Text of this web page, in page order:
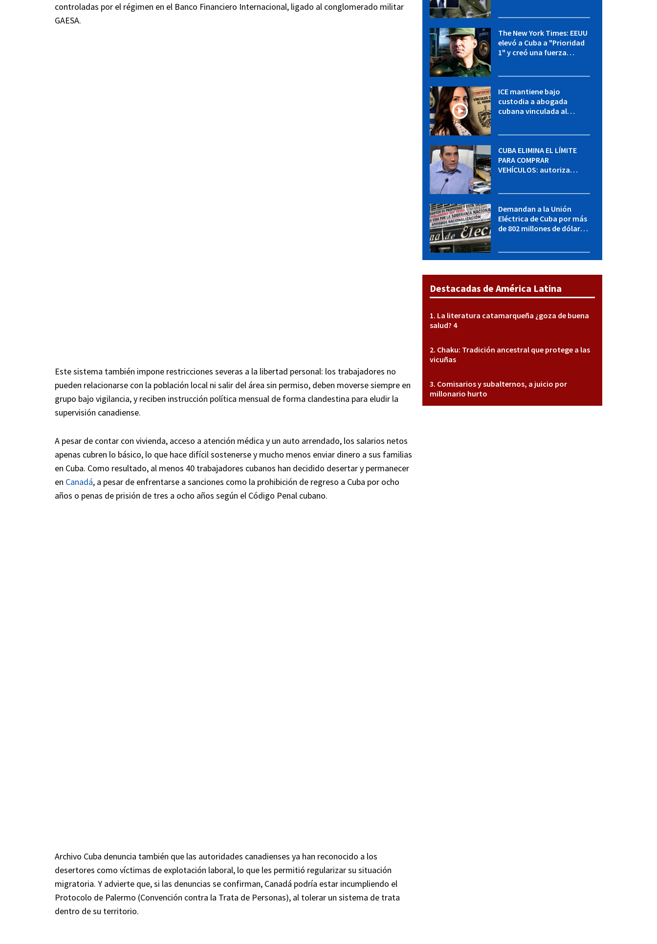
controladas por el régimen en el Banco Financiero Internacional, ligado al conglomerado militar
GAESA.
Este sistema también impone restricciones severas a la libertad personal: los trabajadores no
pueden relacionarse con la población local ni salir del área sin permiso, deben moverse siempre en
grupo bajo vigilancia, y reciben instrucción política mensual de forma clandestina para eludir la
supervisión canadiense.
A pesar de contar con vivienda, acceso a atención médica y un auto arrendado, los salarios netos
apenas cubren lo básico, lo que hace difícil sostenerse y mucho menos enviar dinero a sus familias
en Cuba. Como resultado, al menos 40 trabajadores cubanos han decidido desertar y permanecer
en Canadá, a pesar de enfrentarse a sanciones como la prohibición de regreso a Cuba por ocho
años o penas de prisión de tres a ocho años según el Código Penal cubano.
Archivo Cuba denuncia también que las autoridades canadienses ya han reconocido a los
desertores como víctimas de explotación laboral, lo que les permitió regularizar su situación
migratoria. Y advierte que, si las denuncias se confirman, Canadá podría estar incumpliendo el
Protocolo de Palermo (Convención contra la Trata de Personas), al tolerar un sistema de trata
dentro de su territorio.
The New York Times: EEUU
elevó a Cuba a "Prioridad
1" y creó una fuerza
ICE mantiene bajo
custodia a abogada
cubana vinculada al
CUBA ELIMINA EL LÍMITE
PARA COMPRAR
VEHÍCULOS: autoriza
Demandan a la Unión
Eléctrica de Cuba por más
de 802 millones de dólares
Destacadas de América Latina
La literatura catamarqueña ¿goza de buena
salud? 4
Chaku: Tradición ancestral que protege a las
vicuñas
Comisarios y subalternos, a juicio por
millonario hurto